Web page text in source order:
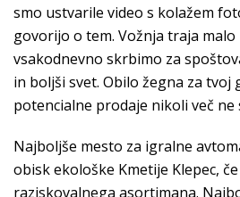
smo ustvarile video s kolažem
govorijo o tem. Vožnja traja
vsakodnevno skrbimo za
in boljši svet. Obilo žegna za tvoj
potencialne prodaje nikoli več ne
Najboljše mesto za igralne
obisk ekološke Kmetije Klepec,
raziskovalnega asortimana.